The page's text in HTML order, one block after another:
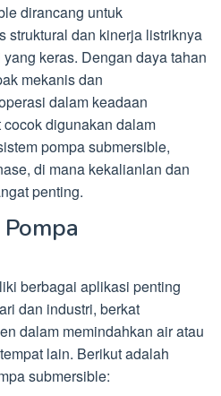
dirancang untuk
struktural dan kinerja listriknya
keras. Dengan daya tahan
mekanis dan
dalam keadaan
digunakan dalam
pompa submersible,
di mana kekalianlan dan
penting.
berbagai aplikasi penting
dan industri, berkat
dalam memindahkan air atau
lain. Berikut adalah
submersible: